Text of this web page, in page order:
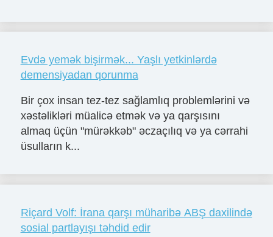
Evdə yemək bişirmək... Yaşlı yetkinlərdə
demensiyadan qorunma
Bir çox insan tez-tez sağlamlıq problemlərini və
xəstəlikləri müalicə etmək və ya qarşısını
almaq üçün "mürəkkəb" əczaçılıq və ya cərrahi
üsulların k...
Riçard Volf: İrana qarşı müharibə ABŞ daxilində
sosial partlayışı təhdid edir